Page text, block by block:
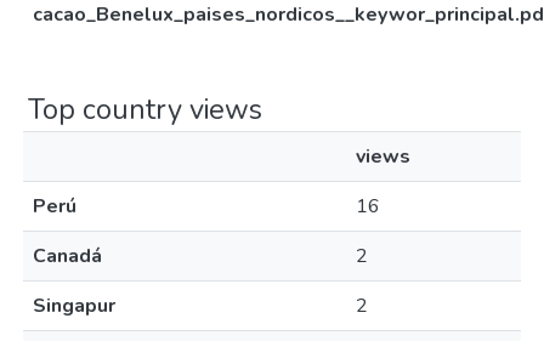
Top country views
views
Perú
16
Canadá
2
Singapur
2